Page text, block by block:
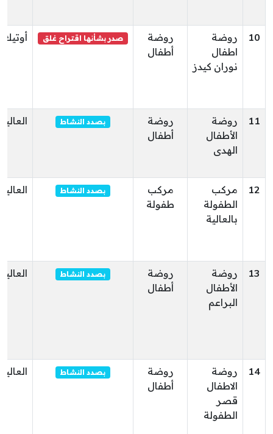
10
روضة
اطفال
نوران كيدز
روضة
أطفال
صدر بشأنها اقتراح غلق أوتيك
11
روضة
الأطفال
الهدى
روضة
أطفال
بصدد النشاط العالية
12
مركب
الطفولة
بالعالية
مركب
طفولة
بصدد النشاط العالية
13
روضة
الأطفال
البراعم
روضة
أطفال
بصدد النشاط العالية
14
روضة
الاطفال
قصر
الطفولة
روضة
أطفال
بصدد النشاط العالية